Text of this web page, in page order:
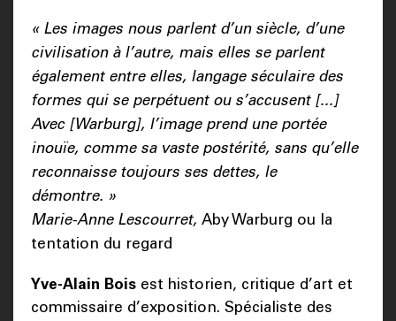
« Les images nous parlent d’un siècle, d’une
civilisation à l’autre, mais elles se parlent
également entre elles, langage séculaire des
formes qui se perpétuent ou s’accusent [...]
Avec [Warburg], l’image prend une portée
inouïe, comme sa vaste postérité, sans qu’elle
reconnaisse toujours ses dettes, le
démontre. »
Marie-Anne Lescourret, Aby Warburg ou la
tentation du regard
Yve-Alain Bois est historien, critique d’art et
commissaire d’exposition. Spécialiste des